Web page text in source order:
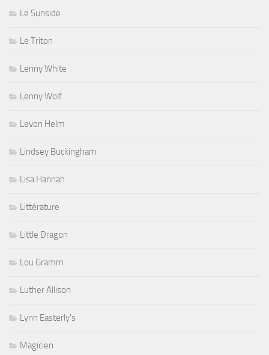
Le Sunside
Le Triton
Lenny White
Lenny Wolf
Levon Helm
Lindsey Buckingham
Lisa Hannah
Littérature
Little Dragon
Lou Gramm
Luther Allison
Lynn Easterly's
Magicien